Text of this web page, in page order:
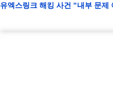
유엑스링크 해킹 사건 “내부 문